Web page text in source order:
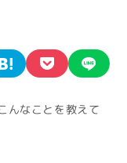
hatena pocket
んなことを教えて